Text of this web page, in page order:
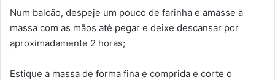
Num balcão, despeje um pouco de farinha e amasse a
massa com as mãos até pegar e deixe descansar por
aproximadamente 2 horas;
Estique a massa de forma fina e comprida e corte o